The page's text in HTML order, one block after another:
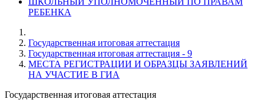
РЕБЕНКА
Государственная итоговая аттестация
Государственная итоговая аттестация - 9
МЕСТА РЕГИСТРАЦИИ И ОБРАЗЦЫ ЗАЯВЛЕНИЙ
НА УЧАСТИЕ В ГИА
Государственная итоговая аттестация